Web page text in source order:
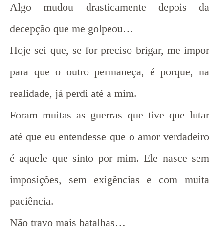
Algo mudou drasticamente depois da
decepção que me golpeou…
Hoje sei que, se for preciso brigar, me impor
para que o outro permaneça, é porque, na
realidade, já perdi até a mim.
Foram muitas as guerras que tive que lutar
até que eu entendesse que o amor verdadeiro
é aquele que sinto por mim. Ele nasce sem
imposições, sem exigências e com muita
paciência.
Não travo mais batalhas…